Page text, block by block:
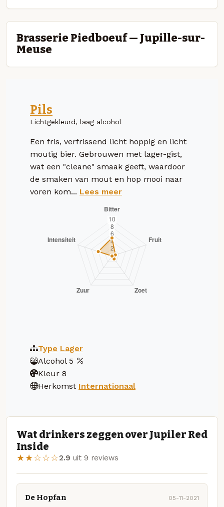
Brasserie Piedboeuf — Jupille-sur-
Meuse
Pils
Lichtgekleurd, laag alcohol
Een fris, verfrissend licht hoppig en licht
moutig bier. Gebrouwen met lager-gist,
wat een "cleane" smaak geeft, waardoor
de smaken van mout en hop mooi naar
voren kom... Lees meer
Type Lager
Alcohol 5
Kleur 8
Herkomst Internationaal
Wat drinkers zeggen over Jupiler Red
Inside
★★☆☆☆2.9 uit 9 reviews
De Hopfan 05-11-2021